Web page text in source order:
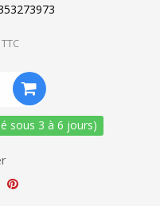
TTC
sous 3 à 6 jours)